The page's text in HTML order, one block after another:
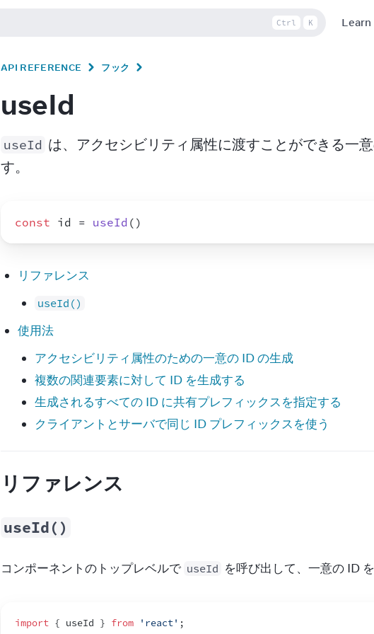
Ctrl K Learn
API REFERENCE フック
useId
useId は、アクセシビリティ属性に渡すことができる一
す。
const id = useId ( )
リファレンス
useId()
使用法
アクセシビリティ属性のための一意の ID の生成
複数の関連要素に対して ID を生成する
生成されるすべての ID に共有プレフィックスを指定する
クライアントとサーバで同じ ID プレフィックスを使う
リファレンス
useId()
コンポーネントのトップレベルで useId を呼び出して、一意の ID
import { useId } from 'react' ;